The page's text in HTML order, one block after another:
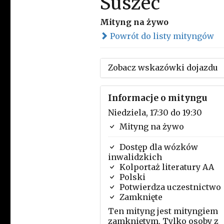
Mityng na żywo
Powrót do listy mityngów
Zobacz wskazówki dojazdu
Informacje o mityngu
Niedziela, 17:30 do 19:30
Mityng na żywo
Dostęp dla wózków
inwalidzkich
Kolportaż literatury AA
Polski
Potwierdza uczestnictwo
Zamknięte
Ten mityng jest mityngiem
zamkniętym. Tylko osoby z